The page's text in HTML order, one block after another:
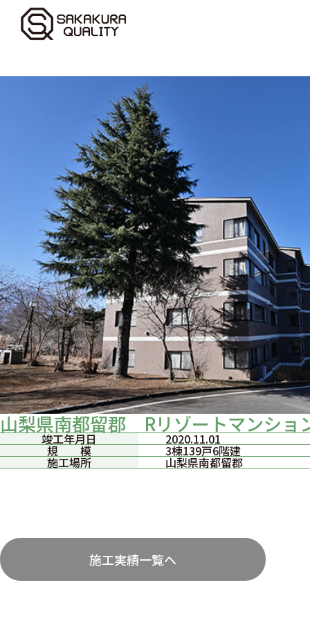
山梨県南都留郡 Rリゾートマンショ
竣工年月日 2020.11.01
規 模 3棟139戸6階建
施工場所 山梨県南都留郡
施工実績一覧へ